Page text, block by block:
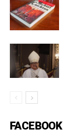
FACEBOOK